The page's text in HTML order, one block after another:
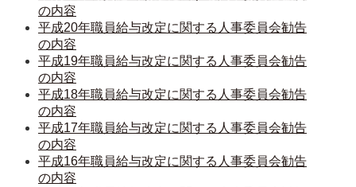
の内容
平成20年職員給与改定に関する人事委員会勧告
の内容
平成19年職員給与改定に関する人事委員会勧告
の内容
平成18年職員給与改定に関する人事委員会勧告
の内容
平成17年職員給与改定に関する人事委員会勧告
の内容
平成16年職員給与改定に関する人事委員会勧告
の内容